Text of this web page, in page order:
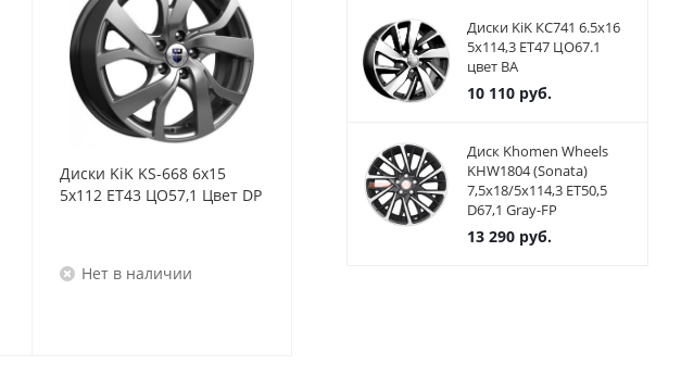
Диски KiK KS-668 6x15
5x112 ET43 ЦО57,1 Цвет DP
Нет в наличии
Диски NEO 537 6x15 5x112
ET38 ЦО57.1 цвет BD
Диски NEO
ET40 ЦО57.1
Диски KiK КС741 6.5x16
5x114,3 ET47 ЦО67.1
цвет BA
10 110руб.
Диск Khomen Wheels
KHW1804 (Sonata)
7,5x18/5x114,3 ET50,5
D67,1 Gray-FP
13 290руб.